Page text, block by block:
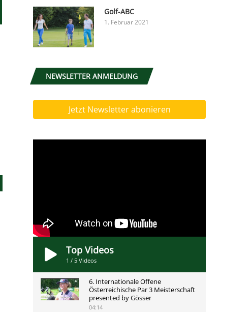
Golf-ABC
1. Februar 2021
NEWSLETTER ANMELDUNG
Jetzt Newsletter abonieren
Top Videos
1 / 5 Videos
6. Internationale Offene
Österreichische Par 3 Meisterschaft
presented by Gösser
04:14